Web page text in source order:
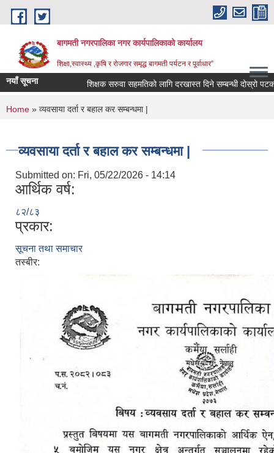
Skip to main content
बागमती नगरपालिका नगर कार्यपालिकाको कार्यालय
शिक्षा,स्वास्थ्य ,कृषि र रोजगार समृद्ध बागमती पर्यटन र पूर्वाधार”
नयाँ सूचना शिक्षक सरुवा सहमतिको लागि दरखास्त दिने सम्बन्धी दोस्रो
You are here
Home » व्यवसाया दर्ता र बहाल कर सम्बन्धमा |
व्यवसाया दर्ता र बहाल कर सम्बन्धमा |
Submitted on: Fri, 05/22/2026 - 14:14
आर्थिक वर्ष:
८२/८३
प्रकार:
सूचना तथा समाचार
तस्बीर: